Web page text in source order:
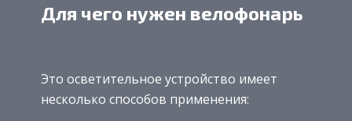
Для чего нужен велофонарь
Это осветительное устройство имеет
несколько способов применения: